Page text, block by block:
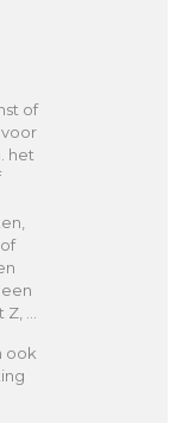
of
het
…
ook